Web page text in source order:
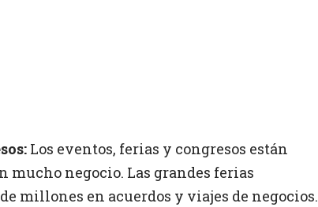
Los eventos, ferias y congresos están
mucho negocio. Las grandes ferias
millones en acuerdos y viajes de negocios.